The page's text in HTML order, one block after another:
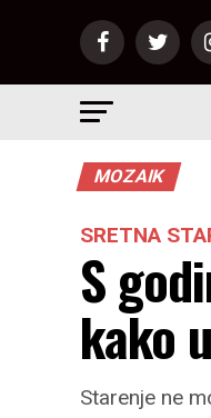
MOZAIK
SRETNA
S
kako
Starenje ne